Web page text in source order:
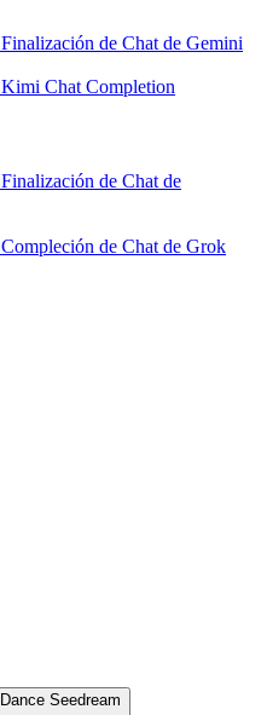
de Chat de Gemini
Chat Completion
de Chat de
de Chat de Grok
Seedream